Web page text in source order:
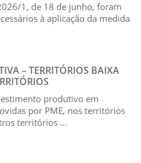
1, de 18 de junho, foram
à aplicação da medida
– TERRITÓRIOS BAIXA
produtivo em
por PME, nos territórios
territórios ...